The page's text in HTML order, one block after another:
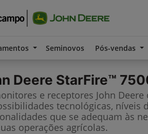
Seminovos Pós-vendas
Deere StarFire™
e receptores John
tecnológicas, níveis
que se adequam às
operações agrícolas.